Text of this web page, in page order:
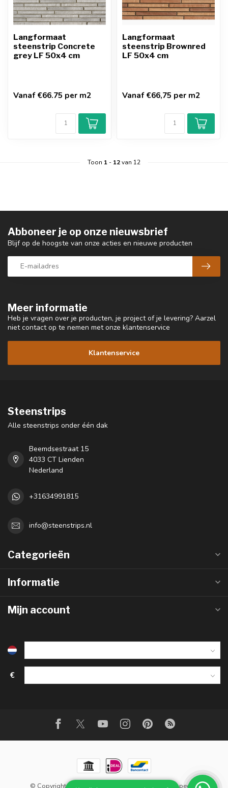
Langformaat
steenstrip Concrete
grey LF 50x4 cm
Vanaf €66.75 per m2
Langformaat
steenstrip Brownred
LF 50x4 cm
Vanaf €66,75 per m2
Toon 1- 12van 12
Meer informatie
Heb je vragen over je producten, je project of je levering? Aarzel
niet contact op te nemen met onze klantenservice
Klantenservice
Abboneer je op onze nieuwsbrief
Blijf op de hoogste van onze acties en nieuwe producten
Steenstrips
Alle steenstrips onder één dak
Beemdsestraat 15
4033 CT Lienden
Nederland
+31634991815
info@steenstrips.nl
Categorieën
Informatie
Mijn account
€
© Copyright 2026 Steenstrips - Powered by Lightspeed -